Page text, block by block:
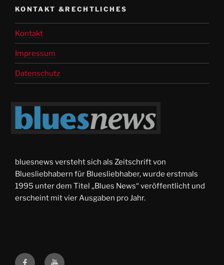
KONTAKT &RECHTLICHES
Kontakt
Impressum
Datenschutz
bluesnews versteht sich als Zeitschrift von
Bluesliebhabern für Bluesliebhaber, wurde erstmals
1995 unter dem Titel „Blues News“ veröffentlicht und
erscheint mit vier Ausgaben pro Jahr.
facebookYoutube-